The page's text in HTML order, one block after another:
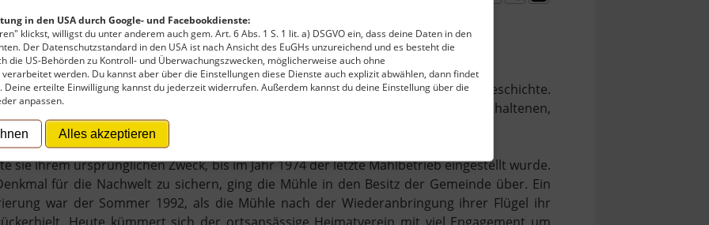
in den USA durch Google- und Facebookdienste:
klickst, willigst du unter anderem auch gem. Art. 6 Abs. 1 S. 1 lit. a) DSGVO ein, dass deine Daten in den
Der Datenschutzstandard in den USA ist nach Ansicht des EuGHs unzureichend und es besteht die
die US-Behörden zu Kontroll- und Überwachungszwecken, möglicherweise auch ohne
werden. Du kannst aber über die Einstellungen diese Dienste auch explizit abwählen, dann findet
erteilte Einwilligung kannst du jederzeit widerrufen. Außerdem kannst du deine Einstellung über die
anpassen.
Alles akzeptieren
Falkenhainer Ortsteil Kühnitzsch ist ein wertvolles Stück regionaler Kulturgeschichte.
bis in das Jahr 1588 zurückreicht, wurde die Windmühle in ihrer heute erhaltenen,
sie ihrem ursprünglichen Zweck, bis im Jahr 1974 der letzte Mahlbetrieb eingestellt wurde.
für die Nachwelt zu sichern, ging die Mühle in den Besitz der Gemeinde über. Ein
war der Sommer 1992, als die Mühle nach der Wiederanbringung ihrer Flügel ihr